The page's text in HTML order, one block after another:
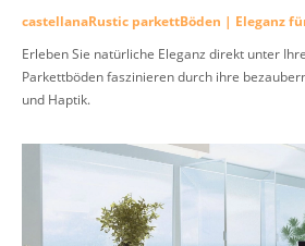
castellanaRustic parkettBöden | Eleganz
Erleben Sie natürliche Eleganz direkt unter
Parkettböden faszinieren durch ihre
und Haptik.